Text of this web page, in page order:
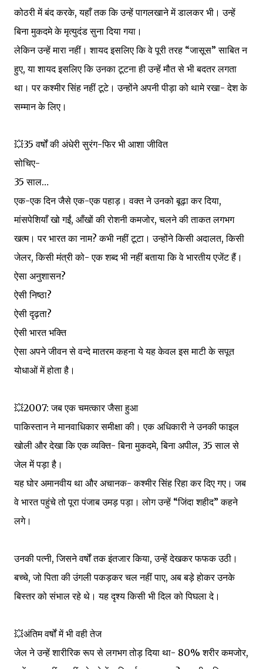
कोठरी में बंद करके, यहाँ तक कि उन्हें पागलखाने में डालकर भी। उन्हें
बिना मुकदमे के मृत्युदंड सुना दिया गया।
लेकिन उन्हें मारा नहीं। शायद इसलिए कि वे पूरी तरह “जासूस” साबित न
हुए, या शायद इसलिए कि उनका टूटना ही उन्हें मौत से भी बदतर लगता
था। पर कश्मीर सिंह नहीं टूटे। उन्होंने अपनी पीड़ा को थामे रखा- देश के
सम्मान के लिए।
💥35 वर्षों की अंधेरी सुरंग-फिर भी आशा जीवित
सोचिए-
35 साल…
एक-एक दिन जैसे एक-एक पहाड़। वक्त ने उनको बूढ़ा कर दिया,
मांसपेशियाँ खो गईं, आँखों की रोशनी कमजोर, चलने की ताकत लगभग
खत्म। पर भारत का नाम? कभी नहीं टूटा। उन्होंने किसी अदालत, किसी
जेलर, किसी मंत्री को- एक शब्द भी नहीं बताया कि वे भारतीय एजेंट हैं।
ऐसा अनुशासन?
ऐसी निष्ठा?
ऐसी दृढ़ता?
ऐसी भारत भक्ति
ऐसा अपने जीवन से वन्दे मातरम कहना ये यह केवल इस माटी के सपूत
योधाओं में होता है।
💥2007: जब एक चमत्कार जैसा हुआ
पाकिस्तान ने मानवाधिकार समीक्षा की। एक अधिकारी ने उनकी फाइल
खोली और देखा कि एक व्यक्ति- बिना मुकदमे, बिना अपील, 35 साल से
जेल में पड़ा है।
यह घोर अमानवीय था और अचानक- कश्मीर सिंह रिहा कर दिए गए। जब
वे भारत पहुंचे तो पूरा पंजाब उमड़ पड़ा। लोग उन्हें “जिंदा शहीद” कहने
लगे।
उनकी पत्नी, जिसने वर्षों तक इंतजार किया, उन्हें देखकर फफक उठी।
बच्चे, जो पिता की उंगली पकड़कर चल नहीं पाए, अब बड़े होकर उनके
बिस्तर को संभाल रहे थे। यह दृश्य किसी भी दिल को पिघला दे।
💥अंतिम वर्षों में भी वही तेज
जेल ने उन्हें शारीरिक रूप से लगभग तोड़ दिया था- 80% शरीर कमजोर,